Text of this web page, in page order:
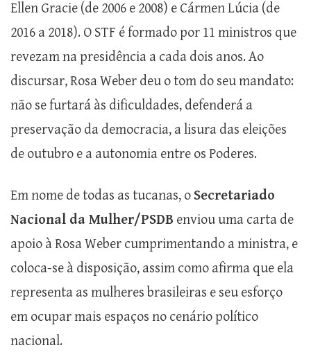
Ellen Gracie (de 2006 e 2008) e Cármen Lúcia (de
2016 a 2018). O STF é formado por 11 ministros que
revezam na presidência a cada dois anos. Ao
discursar, Rosa Weber deu o tom do seu mandato:
não se furtará às dificuldades, defenderá a
preservação da democracia, a lisura das eleições
de outubro e a autonomia entre os Poderes.
Em nome de todas as tucanas, o Secretariado
Nacional da Mulher/PSDB enviou uma carta de
apoio à Rosa Weber cumprimentando a ministra, e
coloca-se à disposição, assim como afirma que ela
representa as mulheres brasileiras e seu esforço
em ocupar mais espaços no cenário político
nacional.